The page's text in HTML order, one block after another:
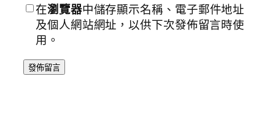
在瀏覽器中儲存顯示名稱、電子郵件地址
及個人網站網址，以供下次發佈留言時使
用。